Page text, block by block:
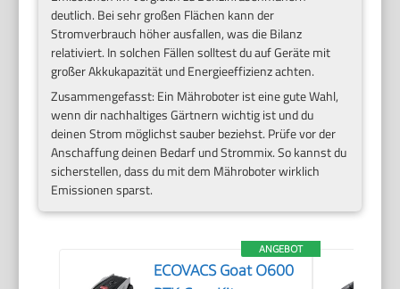
deutlich. Bei sehr großen Flächen kann der
Stromverbrauch höher ausfallen, was die Bilanz
relativiert. In solchen Fällen solltest du auf Geräte mit
großer Akkukapazität und Energieeffizienz achten.
Zusammengefasst: Ein Mähroboter ist eine gute Wahl,
wenn dir nachhaltiges Gärtnern wichtig ist und du
deinen Strom möglichst sauber beziehst. Prüfe vor der
Anschaffung deinen Bedarf und Strommix. So kannst du
sicherstellen, dass du mit dem Mähroboter wirklich
Emissionen sparst.
ANGEBOT
ECOVACS Goat O600